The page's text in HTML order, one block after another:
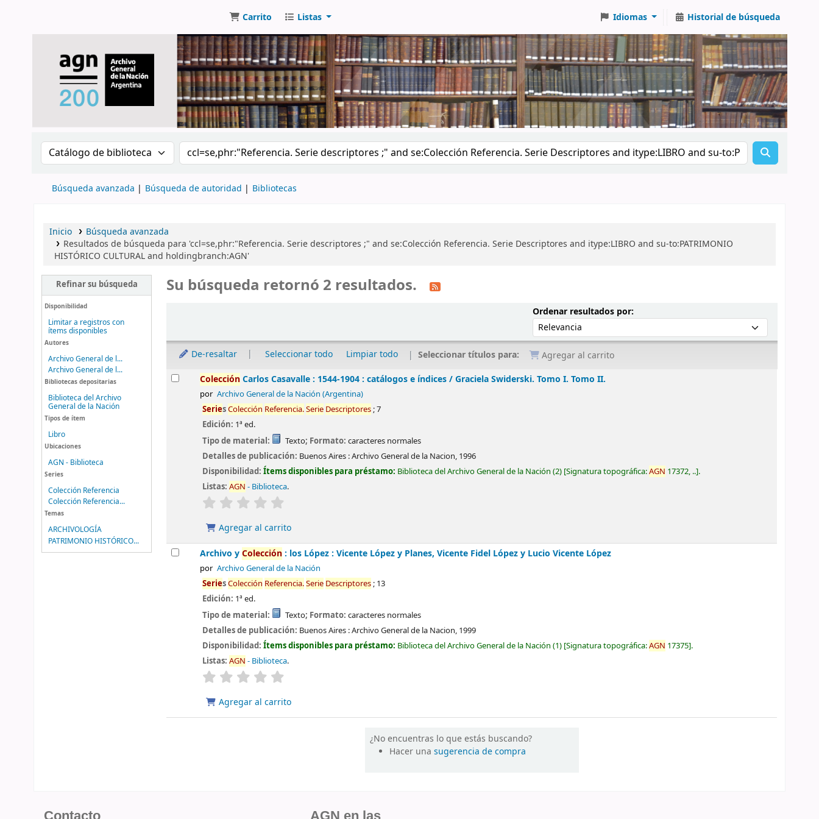
Carrito Listas Idiomas Historial de búsqueda
Buscar en el catálogo por: Buscar en el catálogo
Búsqueda avanzada Búsqueda de autoridad Bibliotecas
Inicio
Búsqueda avanzada
Resultados de búsqueda para 'ccl=se,phr:"Referencia. Serie descriptores ;" and se:Colección Referencia. Serie Descriptores and itype:LIBRO and su-to:PATRIMONIO
HISTÓRICO CULTURAL and holdingbranch:AGN'
Refinar su búsqueda
Disponibilidad
Limitar a registros con
ítems disponibles
Autores
Archivo General de l...
Archivo General de l...
Bibliotecas depositarias
Biblioteca del Archivo
General de la Nación
Tipos de ítem
Libro
Ubicaciones
AGN - Biblioteca
Series
Colección Referencia
Colección Referencia...
Temas
ARCHIVOLOGÍA
PATRIMONIO HISTÓRICO...
Su búsqueda retornó 2 resultados.
Ordenar resultados por:Ordenar por:
De-resaltar Seleccionar todo Limpiar todo Seleccionar títulos para:
Agregar al carrito
ResultadosColecciónCarlos Casavalle : 1544-1904 : catálogos e índices /Graciela Swiderski.Tomo I. Tomo II.
por Archivo General de la Nación (Argentina)
SeriesColección Referencia.Serie Descriptores; 7
Edición: 1ª ed.
Tipo de material:
Texto; Formato: caracteres normales
Detalles de publicación: Buenos Aires :Archivo General de la Nacion, 1996
Disponibilidad:Ítems disponibles para préstamo: Biblioteca del Archivo General de la Nación (2) Signatura topográfica:AGN 17372, .. .
Listas: AGN - Biblioteca.
valoración
Agregar al carrito
Archivo yColección: los López : Vicente López y Planes, Vicente Fidel López y Lucio Vicente López
por Archivo General de la Nación
SeriesColección Referencia.Serie Descriptores; 13
Edición: 1ª ed.
Tipo de material:
Texto; Formato: caracteres normales
Detalles de publicación: Buenos Aires :Archivo General de la Nacion, 1999
Disponibilidad:Ítems disponibles para préstamo: Biblioteca del Archivo General de la Nación (1) Signatura topográfica:AGN 17375 .
Listas: AGN - Biblioteca.
valoración
Agregar al carrito
¿No encuentras lo que estás buscando?
Hacer unasugerencia de compra
Contacto AGN en las